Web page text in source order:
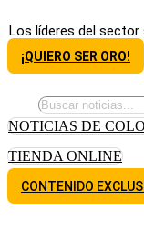
Los líderes del sector
¡QUIERO SER ORO!
NOTICIAS DE
TIENDA ONLINE
CONTENIDO